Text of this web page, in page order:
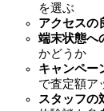
を選ぶ
アクセスの
端末状態へ
かどうか
キャンペー
で査定額ア
スタッフの